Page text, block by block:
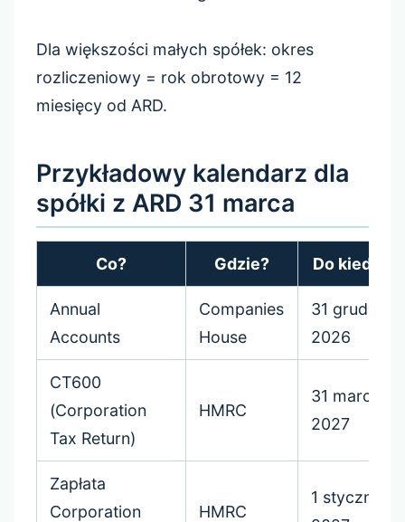
Dla większości małych spółek: okres
rozliczeniowy = rok obrotowy = 12
miesięcy od ARD.
Przykładowy kalendarz dla
spółki z ARD 31 marca
Co? Gdzie? Do kiedy?
Annual
Accounts
Companies
House
31 grudnia
2026
CT600
(Corporation
Tax Return)
HMRC
31 marca
2027
Zapłata
Corporation
HMRC
1 stycznia